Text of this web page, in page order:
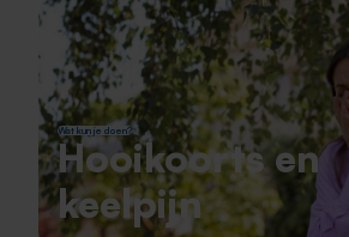
Wat kun je doen?
Hooikoorts en
keelpijn